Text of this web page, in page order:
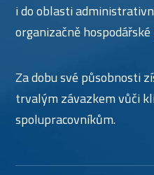
i do oblasti
organizačně hospodářské
Za dobu své působnosti
trvalým závazkem vůči
spolupracovníkům.